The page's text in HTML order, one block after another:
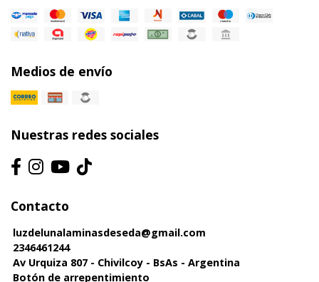
Medios de envío
Nuestras redes sociales
Contacto
luzdelunalaminasdeseda@gmail.com
2346461244
Av Urquiza 807 - Chivilcoy - BsAs - Argentina
Botón de arrepentimiento